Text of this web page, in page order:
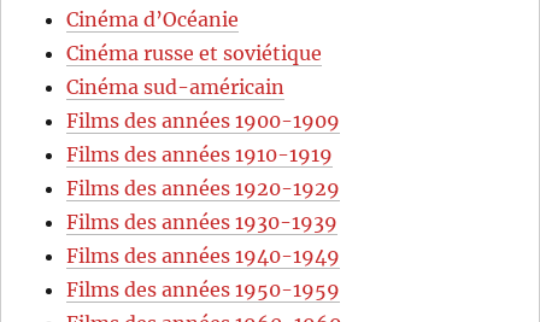
Cinéma d’Océanie
Cinéma russe et soviétique
Cinéma sud-américain
Films des années 1900-1909
Films des années 1910-1919
Films des années 1920-1929
Films des années 1930-1939
Films des années 1940-1949
Films des années 1950-1959